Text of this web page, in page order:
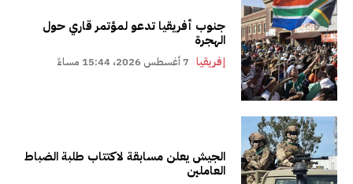
جنوب أفريقيا تدعو لمؤتمر قاري حول
الهجرة
إفريقيا 7 أغسطس 2026، 15:44 مساءً
الجيش يعلن مسابقة لاكتتاب طلبة الضباط
العاملين